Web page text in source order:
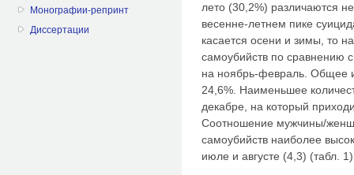
Монографии-репринт
Диссертации
лето (30,2%) различаются
весенне-летнем пике
касается осени и зимы, то
самоубийств по сравнению
на ноябрь-февраль. Общее
24,6%. Наименьшее
декабре, на который
Соотношение мужчины/
самоубийств наиболее
июле и августе (4,3) (табл.